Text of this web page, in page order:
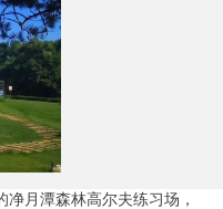
森林高尔夫练习场，